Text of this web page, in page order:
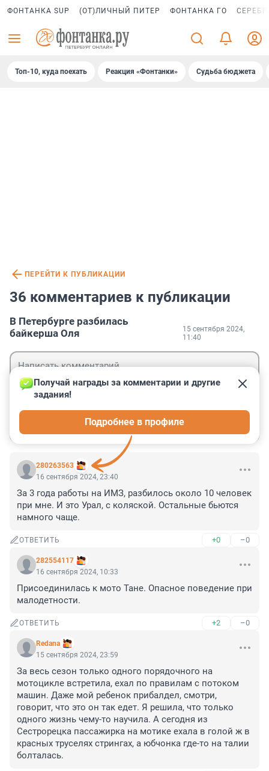
ФОНТАНКА SUP (ОТ)ЛИЧНЫЙ ПИТЕР ФОНТАНКА ГО
Топ-10, куда поехать Реакция «Фонтанки» Судьба бюджета
ПЕРЕЙТИ К ПУБЛИКАЦИИ
36 комментариев к публикации
В Петербурге разбилась
байкерша Оля
15 сентября 2024,
11:40
280263563
Получай награды за комментарии и другие
задания!
Подробнее в профиле
16 сентября 2024, 23:40
За 3 года работы на ИМЗ, разбилось около 10 человек
при мне. И это Урал, с коляской. Остальные бьются
намного чаще.
ОТВЕТИТЬ +0 –0
282554117
16 сентября 2024, 10:33
Присоединилась к мото Тане. Опасное поведение при
малодетности.
ОТВЕТИТЬ +2 –0
Redana
15 сентября 2024, 23:59
За весь сезон только одного порядочного на
мотоцикле встретила, ехал по правилам с потоком
машин. Даже мой ребенок прибалдел, смотри,
говорит, что это он так едет. Я решила, что только
одного жизнь чему-то научила. А сегодня из
Сестрорецка пассажирка на мотике ехала в голой ж в
красных труселях стрингах, а юбчонка где-то на талии
болталась.